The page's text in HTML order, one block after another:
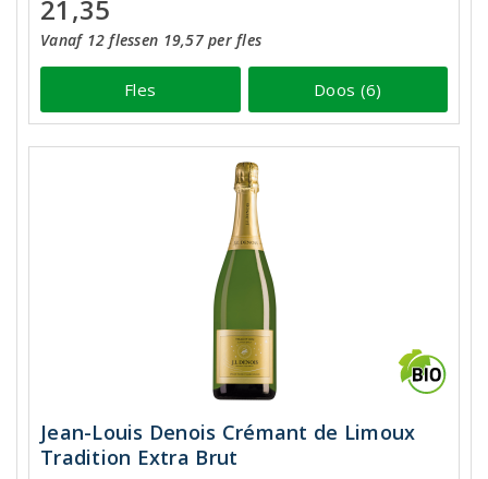
21,35
Vanaf 12 flessen 19,57 per fles
Fles Doos (6)
Jean-Louis Denois Crémant de Limoux
Tradition Extra Brut